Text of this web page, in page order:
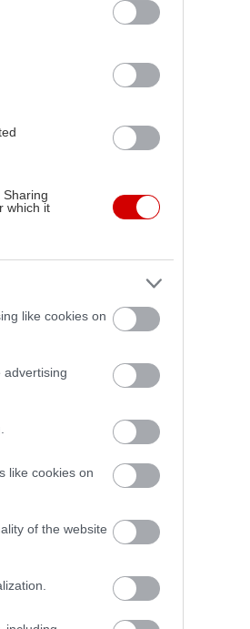
which it
like cookies on
advertising
like cookies on
of the website
Gus (aka Παναγιώτης
ημέρες της ζωής
George. Η αφήγηση και οι
Στέγη και θα
και πεθαίνει επίσης
πατέρες και μητέρες,
σε ένα καράβι προς
ξόρκι για το αναπόφευκτο